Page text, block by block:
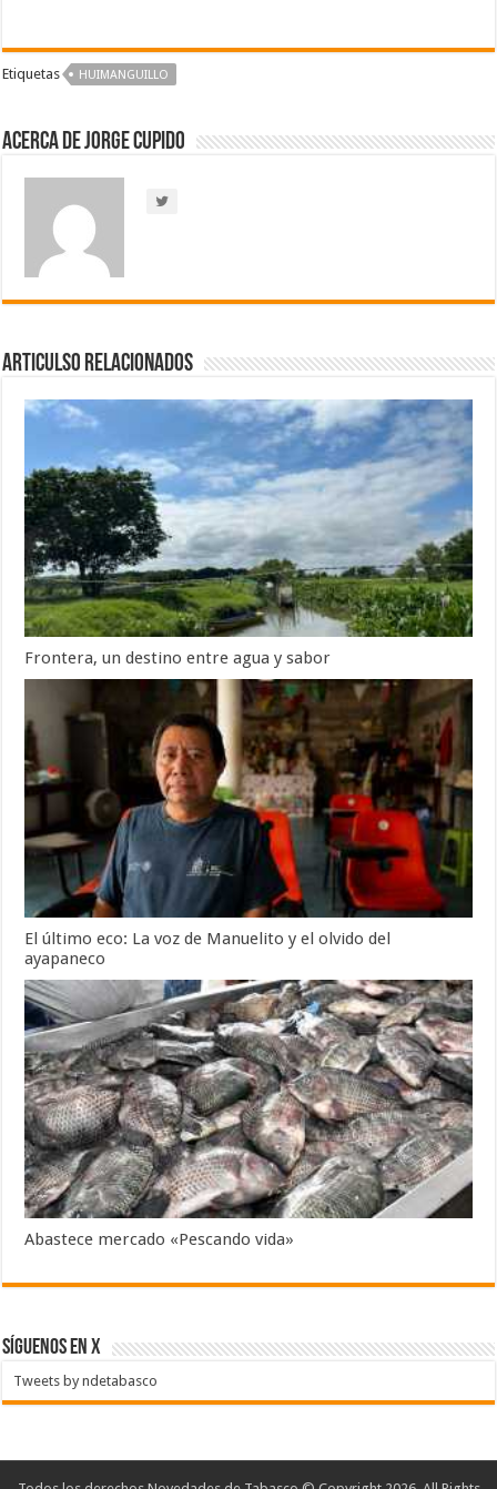
Etiquetas HUIMANGUILLO
Acerca de Jorge Cupido
Articulso Relacionados
Frontera, un destino entre agua y sabor
El último eco: La voz de Manuelito y el olvido del
ayapaneco
Abastece mercado «Pescando vida»
SÍGUENOS EN X
Tweets by ndetabasco